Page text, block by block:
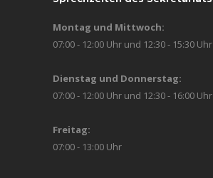
Montag und Mittwoch:
07:00 - 12:00 Uhr und 12:30 - 15:30 Uhr
Dienstag und Donnerstag:
07:00 - 12:00 Uhr und 12:30 - 16:00 Uhr
Freitag:
07:00 - 13:00 Uhr